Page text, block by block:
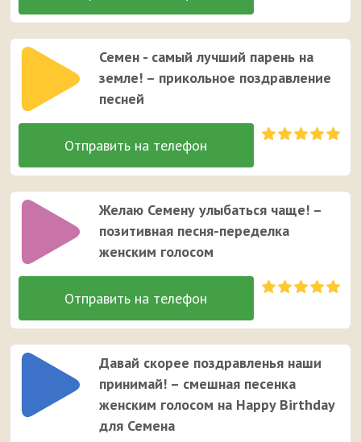
Семен - самый лучший парень на
земле! – прикольное поздравление
песней
Желаю Семену улыбаться чаще! –
позитивная песня-переделка
женским голосом
Давай скорее поздравленья наши
принимай! – смешная песенка
женским голосом на Happy Birthday
для Семена